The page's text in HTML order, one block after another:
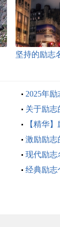
坚持的励志
2025年
关于励志
【精华
激励励志
现代励志
经典励志